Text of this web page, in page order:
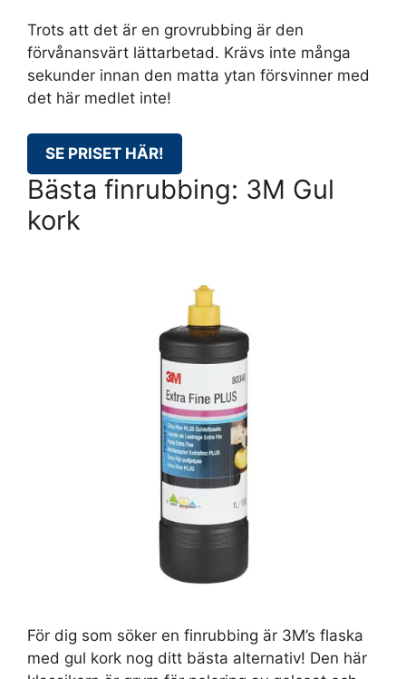
Trots att det är en grovrubbing är den
förvånansvärt lättarbetad. Krävs inte många
sekunder innan den matta ytan försvinner med
det här medlet inte!
SE PRISET HÄR!
Bästa finrubbing: 3M Gul
kork
För dig som söker en finrubbing är 3M’s flaska
med gul kork nog ditt bästa alternativ! Den här